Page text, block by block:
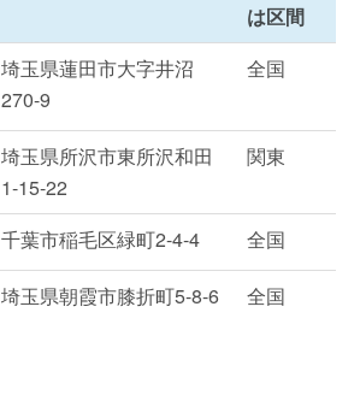
は区間
埼玉県蓮田市大字井沼
270-9
全国
埼玉県所沢市東所沢和田
1-15-22
関東
千葉市稲毛区緑町2-4-4 全国
埼玉県朝霞市膝折町5-8-6 全国